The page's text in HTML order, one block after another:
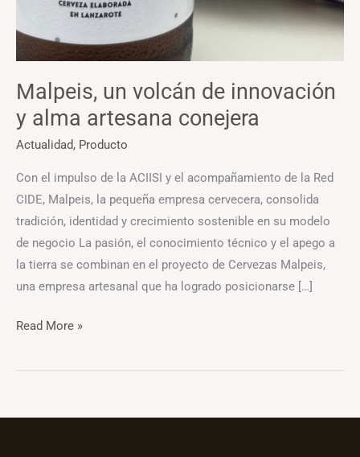
Malpeis, un volcán de innovación
y alma artesana conejera
Actualidad, Producto
Con el impulso de la ACIISI y el acompañamiento de la Red
CIDE, Malpeis, la pequeña empresa cervecera, consolida
tradición, identidad y crecimiento sostenible en su modelo
de negocio La pasión, el conocimiento técnico y el apego a
la tierra se combinan en el proyecto de Cervezas Malpeis,
una empresa artesanal que ha logrado posicionarse […]
Read More »